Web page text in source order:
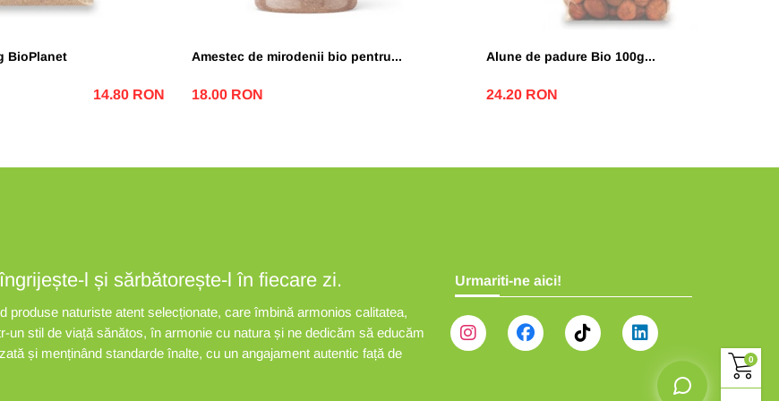
BioPlanet
14.80 RON
Amestec de mirodenii bio pentru...
18.00 RON
Alune de padure Bio 100g...
24.20 RON
l și sărbătorește-l în fiecare zi.
produse naturiste atent selecționate, care îmbină armonios calitatea,
stil de viață sănătos, în armonie cu natura și ne dedicăm să educăm
și menținând standarde înalte, cu un angajament autentic față de
Urmariti-ne aici!
0